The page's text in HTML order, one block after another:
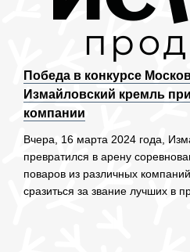
Победа в конкурсе
Измайловский кремль
компании
Вчера, 16 марта 2024 года,
превратился в арену
поваров из различных
сразиться за звание лучших в